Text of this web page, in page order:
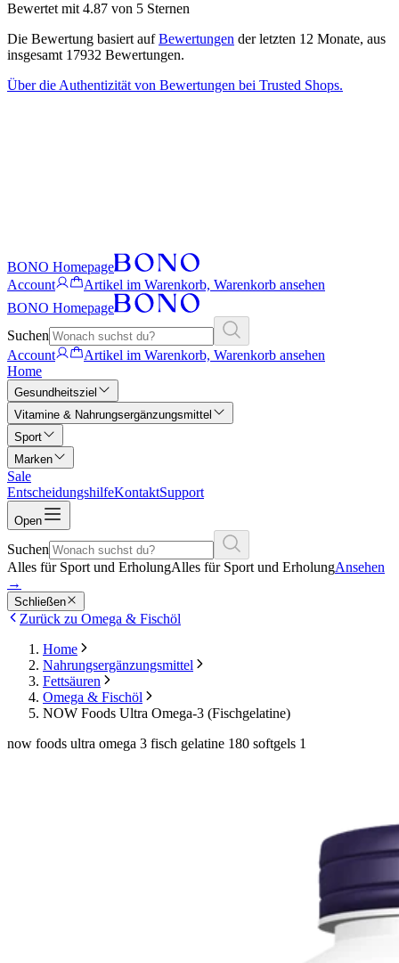
Bewertet mit 4.87 von 5 Sternen
Die Bewertung basiert aufBewertungen der letzten 12 Monate, aus
insgesamt 17932 Bewertungen.
Über die Authentizität von Bewertungen bei Trusted Shops.
BONO Homepage
Account
Artikel im Warenkorb, Warenkorb ansehen
BONO Homepage
Suchen
Account
Artikel im Warenkorb, Warenkorb ansehen
Home
Gesundheitsziel
Vitamine & Nahrungsergänzungsmittel
Sport
Marken
Sale
EntscheidungshilfeKontaktSupport
Open
Suchen
Alles für Sport und ErholungAlles für Sport und ErholungAnsehen
→
Schließen
Zurück zu Omega & Fischöl
Home
Nahrungsergänzungsmittel
Fettsäuren
Omega & Fischöl
NOW Foods Ultra Omega-3 (Fischgelatine)
now foods ultra omega 3 fisch gelatine 180 softgels 1